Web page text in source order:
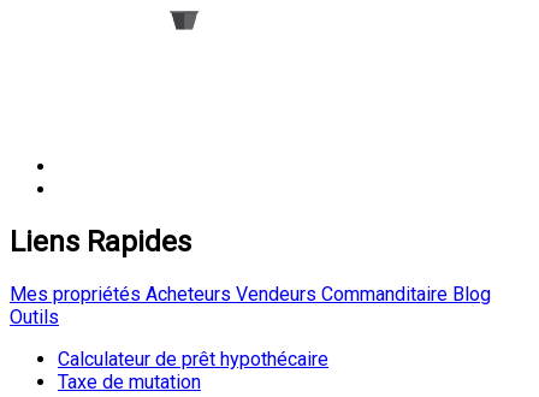
Liens Rapides
Mes propriétés Acheteurs Vendeurs Commanditaire Blog
Outils
Calculateur de prêt hypothécaire
Taxe de mutation